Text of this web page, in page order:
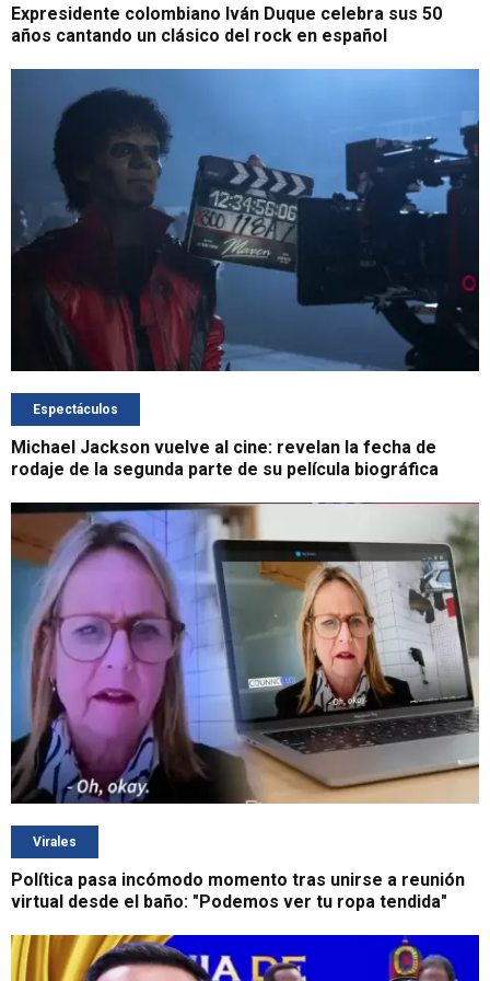
Expresidente colombiano Iván Duque celebra sus 50
años cantando un clásico del rock en español
Espectáculos
Michael Jackson vuelve al cine: revelan la fecha de
rodaje de la segunda parte de su película biográfica
Virales
Política pasa incómodo momento tras unirse a reunión
virtual desde el baño: "Podemos ver tu ropa tendida"